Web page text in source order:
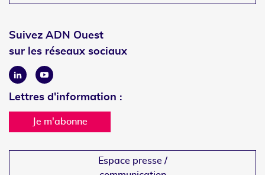
Suivez ADN Ouest
sur les réseaux sociaux
LinkedinYoutube
Lettres d'information :
Je m'abonne
Espace presse /